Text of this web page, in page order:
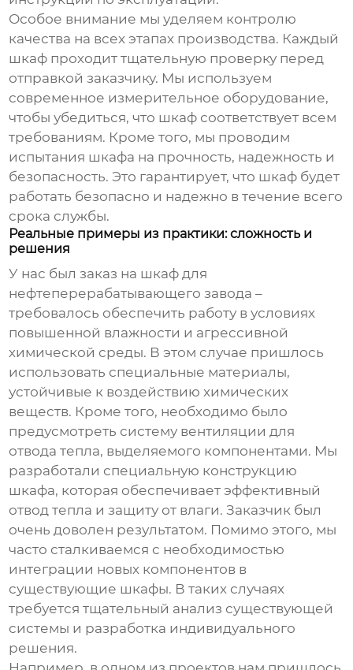
Особое внимание мы уделяем контролю
качества на всех этапах производства. Каждый
шкаф проходит тщательную проверку перед
отправкой заказчику. Мы используем
современное измерительное оборудование,
чтобы убедиться, что шкаф соответствует всем
требованиям. Кроме того, мы проводим
испытания шкафа на прочность, надежность и
безопасность. Это гарантирует, что шкаф будет
работать безопасно и надежно в течение всего
срока службы.
Реальные примеры из практики: сложность и
решения
У нас был заказ на шкаф для
нефтеперерабатывающего завода –
требовалось обеспечить работу в условиях
повышенной влажности и агрессивной
химической среды. В этом случае пришлось
использовать специальные материалы,
устойчивые к воздействию химических
веществ. Кроме того, необходимо было
предусмотреть систему вентиляции для
отвода тепла, выделяемого компонентами. Мы
разработали специальную конструкцию
шкафа, которая обеспечивает эффективный
отвод тепла и защиту от влаги. Заказчик был
очень доволен результатом. Помимо этого, мы
часто сталкиваемся с необходимостью
интеграции новых компонентов в
существующие шкафы. В таких случаях
требуется тщательный анализ существующей
системы и разработка индивидуального
решения.